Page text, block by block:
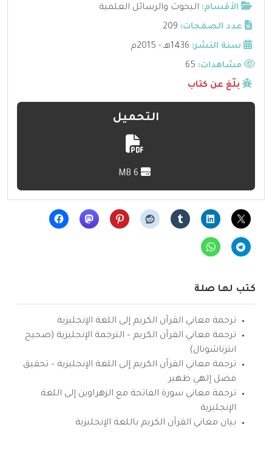
الأقسام: البحوث والرسائل العلمية
عدد الصفحات: 209
سنة النشر: 1436هـ - 2015م
مشاهدات:
بلّغ عن كتاب
التحميل
كتب لها صلة
ترجمة معاني القرآن الكريم إلى اللغة الإنجليزية
ترجمة معاني القرآن الكريم – الترجمة الإنجليزية (صحيح
انترناشونال)
ترجمة معاني القرآن الكريم إلى اللغة الإنجليزية – تحقيق
فضل إلهي ظهير
ترجمة معاني سورة الفاتحة مع الزهراوين إلى اللغة
الإنجليزية
بيان معاني القرآن الكريم باللغة الإنجليزية